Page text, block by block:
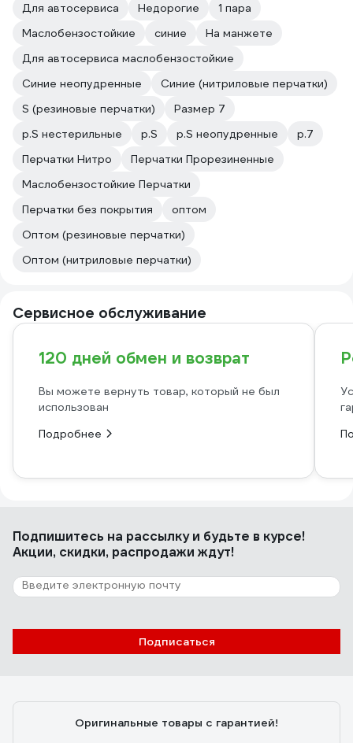
Для автосервиса
Недорогие
1 пара
Маслобензостойкие
синие
На манжете
Для автосервиса маслобензостойкие
Синие неопудренные
Синие (нитриловые перчатки)
S (резиновые перчатки)
Размер 7
р.S нестерильные
р.S р.S неопудренные
р.7
Перчатки Нитро
Перчатки Прорезиненные
Маслобензостойкие Перчатки
Перчатки без покрытия
оптом
Оптом (резиновые перчатки)
Оптом (нитриловые перчатки)
Сервисное обслуживание
120 дней обмен и возврат
Вы можете вернуть товар, который не был
использован
Подробнее
Подпишитесь на рассылкуи будьте в курсе!
Акции, скидки, распродажи ждут!
Подписаться
Оригинальные товары с гарантией!